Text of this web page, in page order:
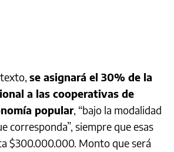
se asignará el 30% de la
a las cooperativas de
popular, “bajo la modalidad
corresponda”, siempre que esas
$300.000.000. Monto que será